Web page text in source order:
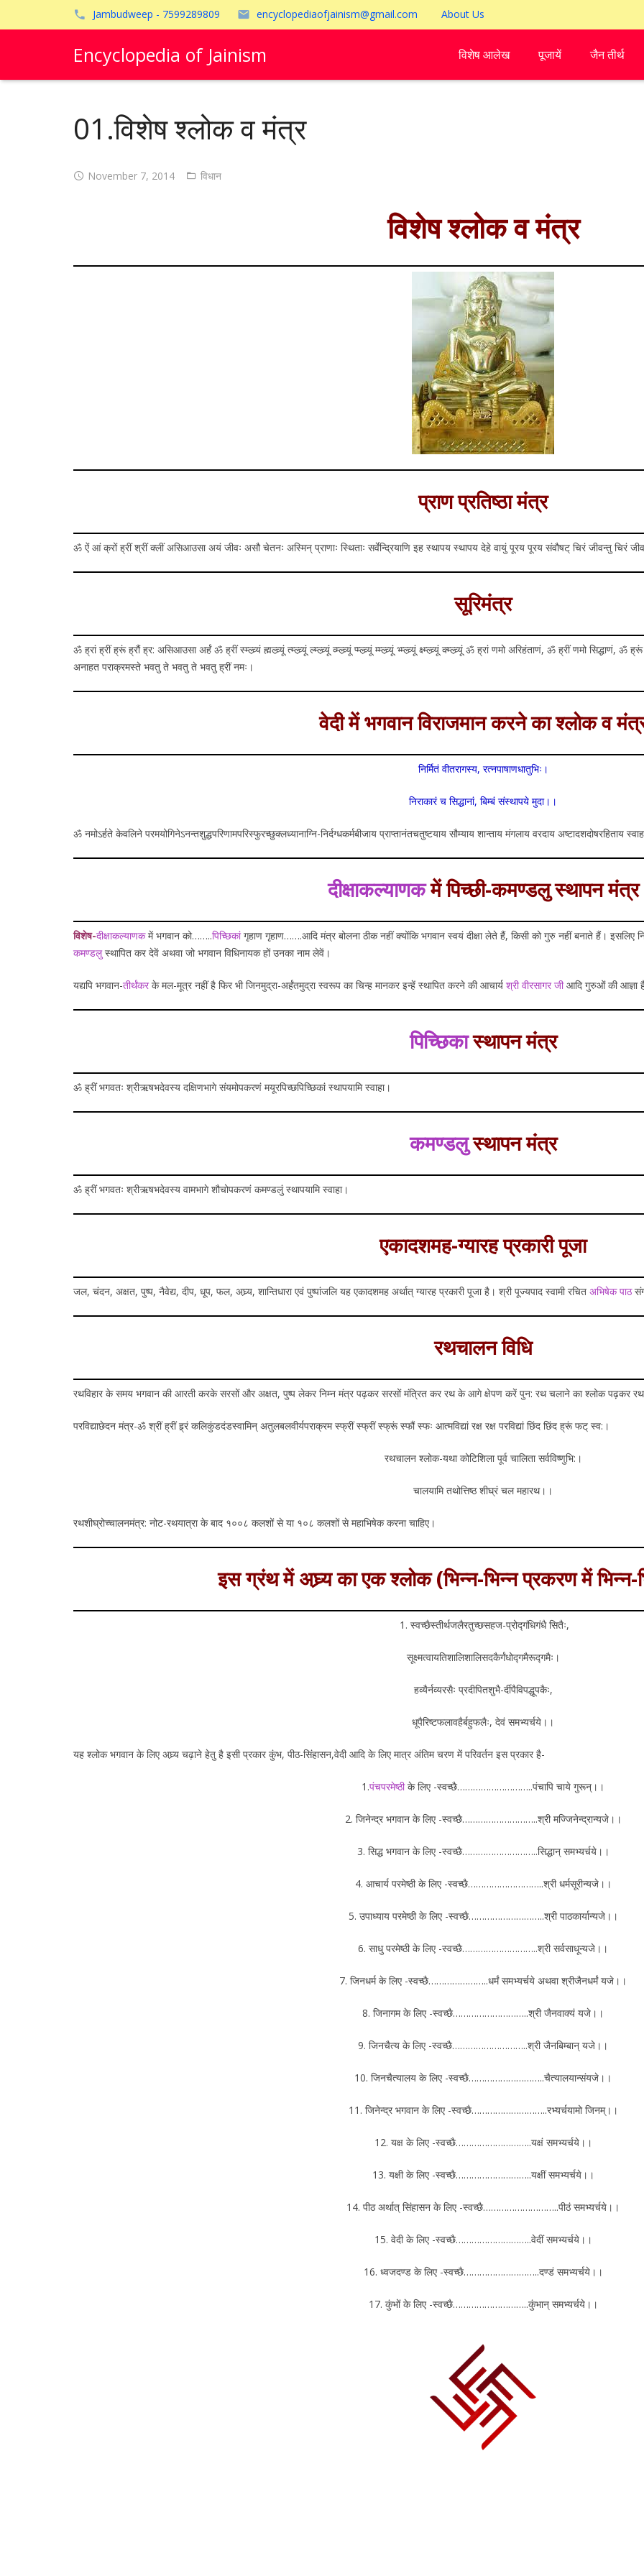
Jambudweep - 7599289809 encyclopediaofjainism@gmail.com About Us
Encyclopedia of Jainism विशेष आलेख पूजायें जैन तीर्थ
01.विशेष श्लोक व मंत्र
November 7, 2014 विधान
विशेष श्लोक व मंत्र
प्राण प्रतिष्ठा मंत्र
ॐ ऐं आं क्रों ह्रीं श्रीं क्लीं असिआउसा अयं जीवः असौ चेतनः अस्मिन् प्राणाः स्थिताः सर्वेन्द्रियाणि इह स्थापय स्थापय देहे वायुं पूरय पूरय संवौषट् चिरं जीवन्तु चिरं
सूरिमंत्र
ॐ ह्रां ह्रीं ह्रूं ह्रौं ह्र: असिआउसा अर्हं ॐ ह्रीं स्म्ल्व्र्यं ह्मल्व्र्यूं त्म्ल्व्र्यूं ल्म्ल्व्र्यूं व्म्ल्व्र्यूं प्म्ल्व्र्यूं म्म्ल्व्र्यूं भ्म्ल्व्र्यूं क्ष्म्ल्व्र्यूं क्म्ल्व्र्यूं ॐ ह्रां णमो अरिहंताणं, ॐ ह्रीं णमो
अनाहत पराक्रमस्ते भवतु ते भवतु ते भवतु ह्रीं नमः।
वेदी में भगवान विराजमान करने का श्लोक व
निर्मितं वीतरागस्य, रत्नपाषाणधातुभिः।
निराकारं च सिद्धानां, बिम्बं संस्थापये मुदा।।
ॐ नमोऽर्हते केवलिने परमयोगिनेऽनन्तशुद्धपरिणामपरिस्फुरच्छुक्लध्यानाग्नि-निर्दग्धकर्मबीजाय प्राप्तानंतचतुष्टयाय सौम्याय शान्ताय मंगलाय वरदाय अष्टादशदोषरहिताय
दीक्षाकल्याणकमें पिच्छी-कमण्डलु स्थापन मंत्र
विशेष-दीक्षाकल्याणकमें भगवान को……..पिच्छिकांगृहाण गृहाण…….आदि मंत्र बोलना ठीक नहीं क्योंकि भगवान स्वयं दीक्षा लेते हैं, किसी को गुरु नहीं बनाते हैं। इसलिए
कमण्डलुस्थापित कर देवें अथवा जो भगवान विधिनायक हों उनका नाम लेवें।
यद्यपि भगवान-तीर्थंकरके मल-मूत्र नहीं है फिर भी जिनमुद्रा-अर्हंतमुद्रा स्वरूप का चिन्ह मानकर इन्हें स्थापित करने की आचार्य श्री वीरसागर जीआदि गुरुओं की आज्ञा
पिच्छिकास्थापन मंत्र
ॐ ह्रीं भगवतः श्रीऋषभदेवस्य दक्षिणभागे संयमोपकरणं मयूरपिच्छपिच्छिकां स्थापयामि स्वाहा।
कमण्डलुस्थापन मंत्र
ॐ ह्रीं भगवतः श्रीऋषभदेवस्य वामभागे शौचोपकरणं कमण्डलुं स्थापयामि स्वाहा।
एकादशमह-ग्यारह प्रकारी पूजा
जल, चंदन, अक्षत, पुष्प, नैवेद्य, दीप, धूप, फल, अघ्र्य, शान्तिधारा एवं पुष्पांजलि यह एकादशमह अर्थात् ग्यारह प्रकारी पूजा है। श्री पूज्यपाद स्वामी रचित अभिषेक पाठ
रथचालन विधि
रथविहार के समय भगवान की आरती करके सरसों और अक्षत, पुष्प लेकर निम्न मंत्र पढ़कर सरसों मंत्रित कर रथ के आगे क्षेपण करें पुन: रथ चलाने का श्लोक पढ़कर
परविद्याछेदन मंत्र-ॐ श्रीं ह्रीं ह्र्रं कलिकुंडदंडस्वामिन् अतुलबलवीर्यपराक्रम स्फ्रीं स्फ्रीं स्फ्रूं स्फौं स्फः आत्मविद्यां रक्ष रक्ष परविद्यां छिंद छिंद ह्रूं फट् स्व:।
रथचालन श्लोक-यथा कोटिशिला पूर्व चालिता सर्वविष्णुभि:।
चालयामि तथोत्तिष्ठ शीघ्रं चल महारथ।।
रथशीघ्रोच्चालनमंत्र: नोट-रथयात्रा के बाद १००८ कलशों से या १०८ कलशों से महाभिषेक करना चाहिए।
इस ग्रंथ में अघ्र्य का एक श्लोक (भिन्न-भिन्न प्रकरण में भिन्न-
1. स्वच्छैस्तीर्थजलैरतुच्छसहज-प्रोद्गंधिगंधै सितैः,
सूक्ष्मत्वायतिशालिशालिसदकैर्गंधोद्गमैरूद्गमैः।
हव्यैर्नव्यरसैः प्रदीपितशुभै-र्दीपैविपद्धूपकैः,
धूपैरिष्टफलावहैर्बहुफलैः, देवं समभ्यर्चये।।
यह श्लोक भगवान के लिए अघ्र्य चढ़ाने हेतु है इसी प्रकार कुंभ, पीठ-सिंहासन,वेदी आदि के लिए मात्र अंतिम चरण में परिवर्तन इस प्रकार है-
1.पंचपरमेष्ठीके लिए -स्वच्छै………………………..पंचापि चाये गुरून्।।
2. जिनेन्द्र भगवान के लिए -स्वच्छै………………………..श्री मज्जिनेन्द्रान्यजे।।
3. सिद्ध भगवान के लिए -स्वच्छै………………………..सिद्धान् समभ्यर्चये।।
4. आचार्य परमेष्ठी के लिए -स्वच्छै………………………..श्री धर्मसूरीन्यजे।।
5. उपाध्याय परमेष्ठी के लिए -स्वच्छै………………………..श्री पाठकार्यान्यजे।।
6. साधु परमेष्ठी के लिए -स्वच्छै………………………..श्री सर्वसाधून्यजे।।
7. जिनधर्म के लिए -स्वच्छै…………………..धर्मं समभ्यर्चये अथवा श्रीजैनधर्मं यजे।।
8. जिनागम के लिए -स्वच्छै………………………..श्री जैनवाक्यं यजे।।
9. जिनचैत्य के लिए -स्वच्छै………………………..श्री जैनबिम्बान् यजे।।
10. जिनचैत्यालय के लिए -स्वच्छै………………………..चैत्यालयान्संयजे।।
11. जिनेन्द्र भगवान के लिए -स्वच्छै………………………..रभ्यर्चयामो जिनम्।।
12. यक्ष के लिए -स्वच्छै………………………..यक्षं समभ्यर्चये।।
13. यक्षी के लिए -स्वच्छै………………………..यक्षीं समभ्यर्चये।।
14. पीठ अर्थात् सिंहासन के लिए -स्वच्छै………………………..पीठं समभ्यर्चये।।
15. वेदी के लिए -स्वच्छै………………………..वेदीं समभ्यर्चये।।
16. ध्वजदण्ड के लिए -स्वच्छै………………………..दण्डं समभ्यर्चये।।
17. कुंभों के लिए -स्वच्छै………………………..कुंभान् समभ्यर्चये।।